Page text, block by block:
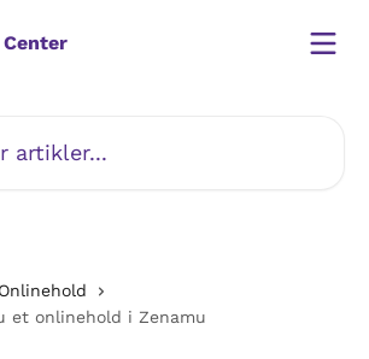
Onlinehold
et onlinehold i Zenamu